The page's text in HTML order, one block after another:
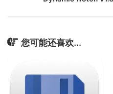
您可能还喜欢...